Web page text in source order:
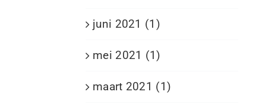
juni 2021 (1)
mei 2021 (1)
maart 2021 (1)